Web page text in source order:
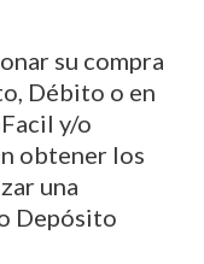
su compra
Débito o en
y/o
obtener los
una
Depósito